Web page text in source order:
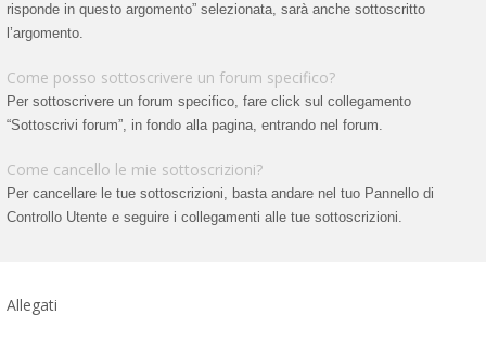
risponde in questo argomento” selezionata, sarà anche sottoscritto
l’argomento.
Come posso sottoscrivere un forum specifico?
Per sottoscrivere un forum specifico, fare click sul collegamento
“Sottoscrivi forum”, in fondo alla pagina, entrando nel forum.
Come cancello le mie sottoscrizioni?
Per cancellare le tue sottoscrizioni, basta andare nel tuo Pannello di
Controllo Utente e seguire i collegamenti alle tue sottoscrizioni.
Allegati